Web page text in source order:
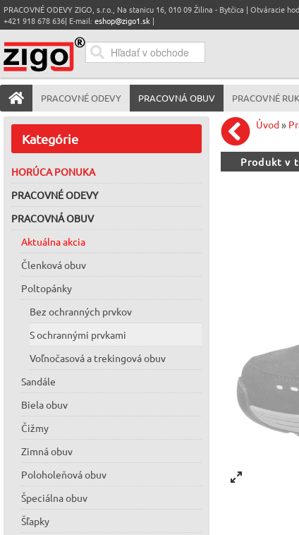
PRACOVNÉ ODEVY ZIGO, s.r.o., Na stanicu 16, 010 09 Žilina - Bytčica | Otváracie
+421 918 678 636| E-mail: eshop@zigo1.sk |
PRACOVNÉ ODEVY PRACOVNÁ OBUV PRACOVNÉ
Kategórie
HORÚCA PONUKA
PRACOVNÉ ODEVY
PRACOVNÁ OBUV
Aktuálna akcia
Členková obuv
Poltopánky
Bez ochranných prvkov
S ochrannými prvkami
Voľnočasová a trekingová obuv
Sandále
Biela obuv
Čižmy
Zimná obuv
Poloholeňová obuv
Špeciálna obuv
Šľapky
Úvod»
Produkt v